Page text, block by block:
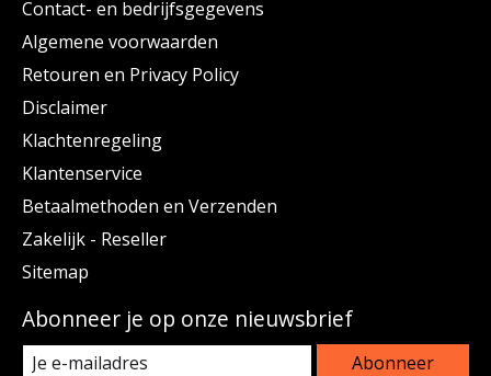
Contact- en bedrijfsgegevens
Algemene voorwaarden
Retouren en Privacy Policy
Disclaimer
Klachtenregeling
Klantenservice
Betaalmethoden en Verzenden
Zakelijk - Reseller
Sitemap
Abonneer je op onze nieuwsbrief
Abonneer